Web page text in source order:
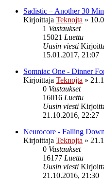
Sadistic – Another 30
Kirjoittaja Teknojta »
1 Vastaukset
15021 Luettu
Uusin viesti
15.01.2017, 21:07
Somniac One - Dinner
Kirjoittaja Teknojta »
0 Vastaukset
16016 Luettu
Uusin viesti
21.10.2016, 22:27
Neurocore - Falling
Kirjoittaja Teknojta »
0 Vastaukset
16177 Luettu
Uusin viesti
21.10.2016, 21:30